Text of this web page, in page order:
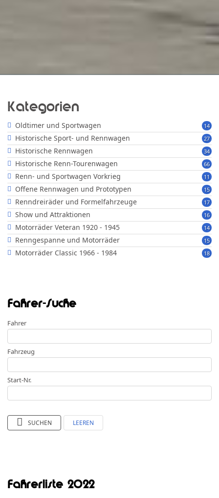
Kategorien
14
Oldtimer und Sportwagen
27
Historische Sport- und Rennwagen
34
Historische Rennwagen
66
Historische Renn-Tourenwagen
11
Renn- und Sportwagen Vorkrieg
15
Offene Rennwagen und Prototypen
17
Renndreiräder und Formelfahrzeuge
16
Show und Attraktionen
14
Motorräder Veteran 1920 - 1945
15
Renngespanne und Motorräder
18
Motorräder Classic 1966 - 1984
Fahrer-Suche
Fahrer
Fahrzeug
Start-Nr.
SUCHEN LEEREN
Fahrerliste 2022